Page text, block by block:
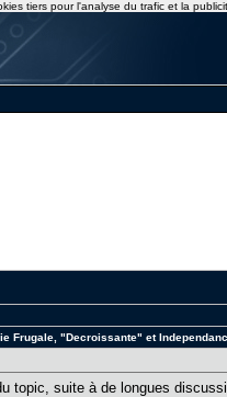
Frugale, "Decroissante" et
topic, suite à de longues
tiers pour l'analyse du trafic et la